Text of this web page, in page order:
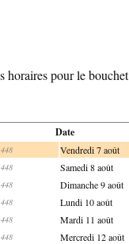
horaires pour le bouchet
Date
Vendredi 7 août
Samedi 8 août
Dimanche 9 août
Lundi 10 août
Mardi 11 août
Mercredi 12 août